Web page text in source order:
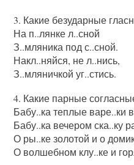
3. Какие безударные
На п..лянке л..сной
З..мляника под с..сной.
Накл..няйся, не л..нись,
З..мляничкой уг..стись.
4. Какие парные
Бабу..ка теплые варе..ки
Бабу..ка вечером ска..ку
О ры..ке золотой и о
О волшебном клу..ке и